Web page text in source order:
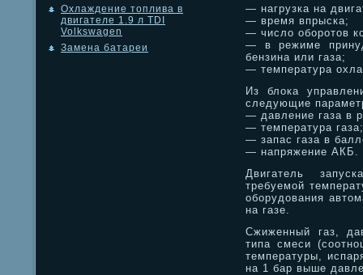
Охлаждение топлива в
двигателе 1.9 л TDI
Volkswagen
Замена батареи
— нагрузка на
— время впрыска;
— число оборотов
— в режиме
бензина или газа;
— температура
Из блока
следующие
— давление газа в
— температура газа;
— запас газа в
— напряжение АКБ.
Двигатель
требуемой
оборудования
на газе.
Сжиженный газ,
типа смеси
температуры,
на 1 бар выше